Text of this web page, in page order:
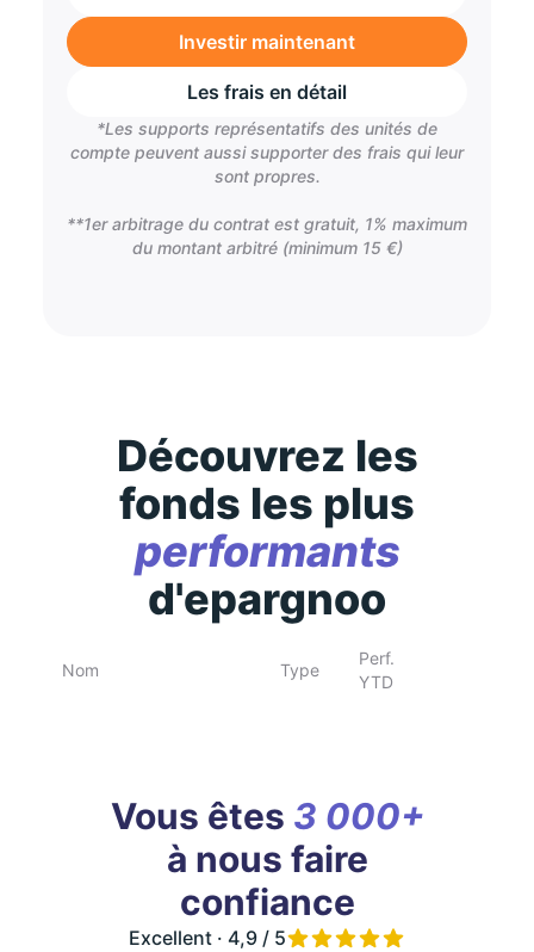
Investir maintenant
Les frais en détail
*Les supports représentatifs des unités de
compte peuvent aussi supporter des frais qui leur
sont propres.
**1er arbitrage du contrat est gratuit, 1% maximum
du montant arbitré (minimum 15 €)
Découvrez les
fonds les plus
performants
d'epargnoo
Nom Type
Perf.
YTD
Vous êtes 3 000+
à nous faire
confiance
Excellent · 4,9 / 5